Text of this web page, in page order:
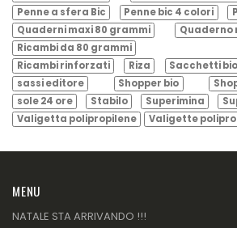
Penne a sfera Bic
Penne bic 4 colori
Quaderni maxi 80 grammi
Quaderno
Ricambi da 80 grammi
Ricambi rinforzati
Riza Sacchetti
sassi editore
Shopper bio
sole 24 ore
Stabilo Superimina
Valigetta polipropilene
Valigette
MENU
NATALE STA ARRIVANDO !!!